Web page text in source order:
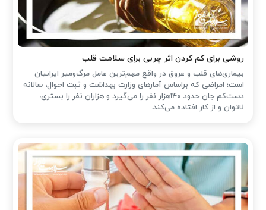
روشی برای کم کردن اثر چربی برای سلامت قلب
بیماری‌های قلب و عروق در واقع مهم‌ترین عامل مرگ‌ومیر ایرانیان
است؛ امراضی که براساس آمارهای وزارت بهداشت و ثبت احوال، سالانه
دست‌کم جان حدود 140هزار نفر را می‌گیرد و هزاران نفر را بستری،
ناتوان و از کار افتاده می‌کند.